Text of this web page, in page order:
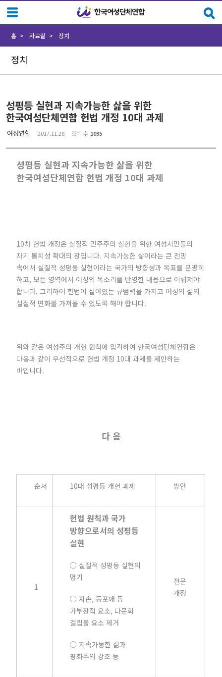
정치
홈 자료실 정치
성평등 실현과 지속가능한 삶을 위한
한국여성단체연합 헌법 개정 10대 과제
여성연합 2017.11.28 조회 수 1035
성평등 실현과 지속가능한 삶을 위한
한국여성단체연합 헌법 개정 10대 과제
10차 헌법 개정은 실질적 민주주의 실현을 위한 여성시민들의
자기 통치성 확대의 장입니다. 지속가능한 삶이라는 큰 전망
속에서 실질적 성평등 실현이라는 국가의 방향성과 목표를 분명히
하고, 모든 영역에서 여성의 목소리를 반영한 내용으로 이뤄져야
합니다. 그리하여 헌법이 살아있는 규범력을 가지고 여성의 삶의
실질적 변화를 가져올 수 있도록 해야 합니다.
위와 같은 여성주의 개헌 원칙에 입각하여 한국여성단체연합은
다음과 같이 우선적으로 헌법 개정 10대 과제를 제안하는
바입니다.
다 음
순서 10대 성평등 개헌 과제 방안
1
헌법 원칙과 국가
방향으로서의 성평등
실현
○ 실질적 성평등 실현의
명기
○ 자손, 동포애 등
가부장적 요소, 다문화
걸림돌 요소 제거
○ 지속가능한 삶과
평화주의 강조 등
전문
개정